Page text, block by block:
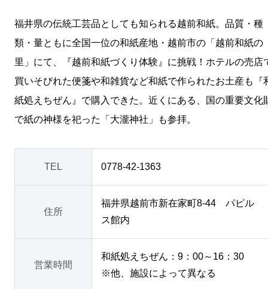
福井県の伝統工芸品としても知られる越前和紙。品質・種
類・量ともに全国一位の和紙産地・越前市の「越前和紙の
里」にて、『越前和紙づくり体験』に挑戦！ホテルの売店
買いそびれた便箋や和雑貨など和紙で作られたお土産も『
紙処えちぜん』で購入できた。近くにある、国の重要文化
で紙の神様を祀った「大瀧神社」も参拝。
TEL 0778-42-1363
住所
福井県越前市新在家町8-44 パピル
ス館内
営業時間
和紙処えちぜん：9：00～16：30
※他、施設によって異なる